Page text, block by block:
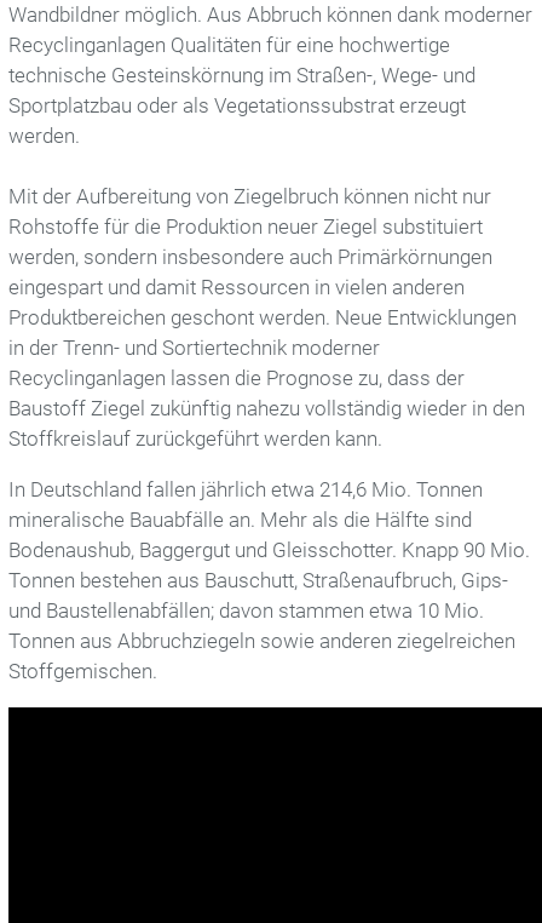
Initiativen
Recycling-Karte
Bauen mit Ziegel
AG Pflasterklinker
Planungstool
Forschung
Forschungsthemen
Forschungsberichte
Mitglieder
Architekturpreise
Deutscher Ziegelpreis
Wandbildner möglich. Aus Abbruch können dank moderner
Recyclinganlagen Qualitäten für eine hochwertige
technische Gesteinskörnung im Straßen-, Wege- und
Sportplatzbau oder als Vegetationssubstrat erzeugt
werden.
Mit der Aufbereitung von Ziegelbruch können nicht nur
Rohstoffe für die Produktion neuer Ziegel substituiert
werden, sondern insbesondere auch Primärkörnungen
eingespart und damit Ressourcen in vielen anderen
Produktbereichen geschont werden. Neue Entwicklungen
in der Trenn- und Sortiertechnik moderner
Recyclinganlagen lassen die Prognose zu, dass der
Baustoff Ziegel zukünftig nahezu vollständig wieder in den
Stoffkreislauf zurückgeführt werden kann.
In Deutschland fallen jährlich etwa 214,6 Mio. Tonnen
mineralische Bauabfälle an. Mehr als die Hälfte sind
Bodenaushub, Baggergut und Gleisschotter. Knapp 90 Mio.
Tonnen bestehen aus Bauschutt, Straßenaufbruch, Gips-
und Baustellenabfällen; davon stammen etwa 10 Mio.
Tonnen aus Abbruchziegeln sowie anderen ziegelreichen
Stoffgemischen.